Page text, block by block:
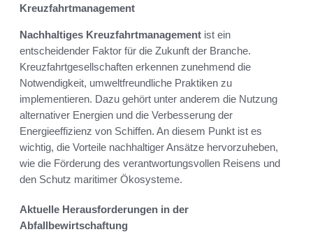
Kreuzfahrtmanagement
Nachhaltiges Kreuzfahrtmanagement ist ein
entscheidender Faktor für die Zukunft der Branche.
Kreuzfahrtgesellschaften erkennen zunehmend die
Notwendigkeit, umweltfreundliche Praktiken zu
implementieren. Dazu gehört unter anderem die Nutzung
alternativer Energien und die Verbesserung der
Energieeffizienz von Schiffen. An diesem Punkt ist es
wichtig, die Vorteile nachhaltiger Ansätze hervorzuheben,
wie die Förderung des verantwortungsvollen Reisens und
den Schutz maritimer Ökosysteme.
Aktuelle Herausforderungen in der
Abfallbewirtschaftung